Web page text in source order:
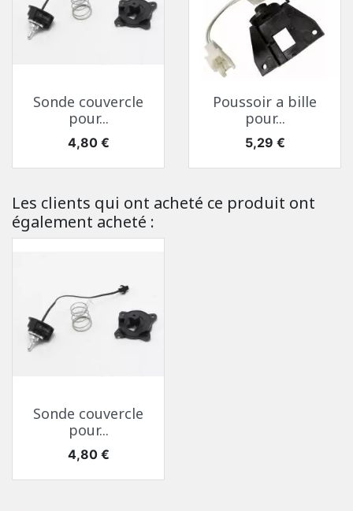
Sonde couvercle
pour...
Prix
4,80 €
Poussoir a bille
pour...
Prix
5,29 €
Les clients qui ont acheté ce produit ont
également acheté :
Sonde couvercle
pour...
Prix
4,80 €